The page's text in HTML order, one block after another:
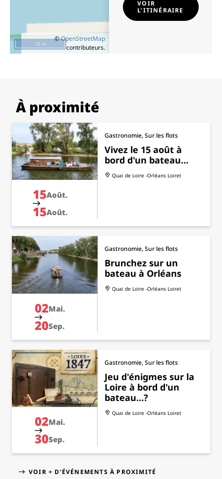
©OpenStreetMap
contributeurs.
10 m
VOIR
L’ITINÉRAIRE
À proximité
15Août.
15Août.
Gastronomie, Sur les flots
Vivez le 15 août à
bord d'un bateau…
Quai de Loire -Orléans Loiret
02Mai.
20Sep.
Gastronomie, Sur les flots
Brunchez sur un
bateau à Orléans
Quai de Loire -Orléans Loiret
02Mai.
30Sep.
Gastronomie, Sur les flots
Jeu d'énigmes sur la
Loire à bord d'un
bateau…?
Quai de Loire -Orléans Loiret
VOIR + D’ÉVÉNEMENTS À PROXIMITÉ